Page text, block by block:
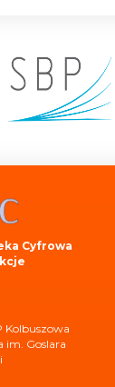
Cyfrowa
Kolbuszowa
im. Goslara